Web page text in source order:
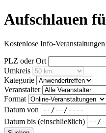
Aufschlauen
Kostenlose Info-
PLZ oder Ort
Umkreis
Kategorie
Veranstalter
Format
Datum von
Datum bis (einschließlich)